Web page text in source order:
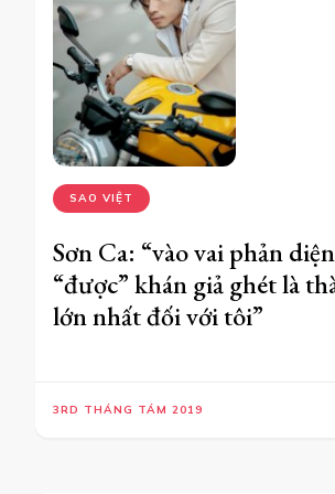
SAO VIỆT
Sơn Ca: “vào vai phản
“được” khán giả ghét là
lớn nhất đối với tôi”
3RD THÁNG TÁM 2019